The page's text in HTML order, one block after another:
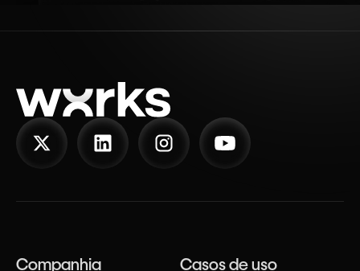
Companhia Casos de uso